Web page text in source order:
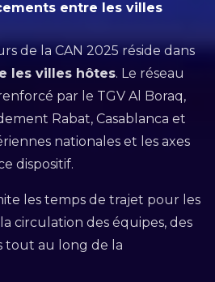
entre les villes
de la CAN 2025 réside dans
les villes hôtes. Le réseau
par le TGV Al Boraq,
Rabat, Casablanca et
nationales et les axes
dispositif.
les temps de trajet pour les
circulation des équipes, des
tout au long de la